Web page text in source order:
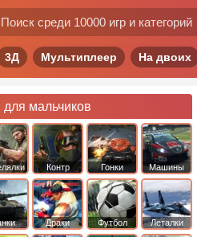
3Д Мультиплеер На двоих
для мальчиков
Контр
Страйк
Гонки Машины
Драки Футбол Леталки